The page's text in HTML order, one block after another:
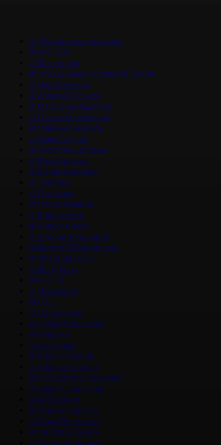
# Документальное кино
# НМГ ДОК
# Фестивали
# Что мы знаем о планете Земля
# Цикл Великие
#Алексей Гуськов
# Марк Эйдельштейн
# Никита Кологривый
# Главные Сериалы
# Саша Петров
# Смотреть фильмы
# Юра Борисов
# Мария Аронова
# Трейлер
# Рецензия
# После Фишера
# Война и Мир
# Новости кино
#Андрей Золотарев
# Федор Добронравов
# Обзор фильма
# Фонд Кино
# РЕН ТВ
# Домашний
# СТС
# Пятый канал
# Чайка Терешкова
# Невский
# Интервью
# Юрий Стоянов
#Лариса Гузеева
# История его служанки
# Павел Прилучный
#Актер кино
# Иван Янковский
# Юлия Пересильд
# Сергей Бурунов
# Сарик Андреасян